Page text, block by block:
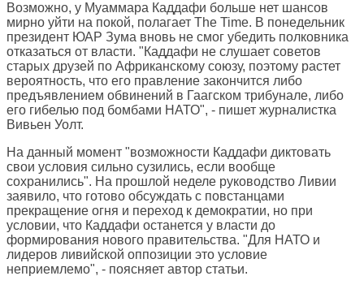
Возможно, у Муаммара Каддафи больше нет шансов
мирно уйти на покой, полагает The Time. В понедельник
президент ЮАР Зума вновь не смог убедить полковника
отказаться от власти. "Каддафи не слушает советов
старых друзей по Африканскому союзу, поэтому растет
вероятность, что его правление закончится либо
предъявлением обвинений в Гаагском трибунале, либо
его гибелью под бомбами НАТО", - пишет журналистка
Вивьен Уолт.
На данный момент "возможности Каддафи диктовать
свои условия сильно сузились, если вообще
сохранились". На прошлой неделе руководство Ливии
заявило, что готово обсуждать с повстанцами
прекращение огня и переход к демократии, но при
условии, что Каддафи останется у власти до
формирования нового правительства. "Для НАТО и
лидеров ливийской оппозиции это условие
неприемлемо", - поясняет автор статьи.